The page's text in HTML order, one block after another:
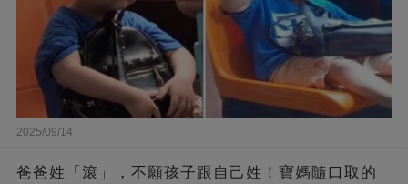
2025/09/14
爸爸姓「滾」，不願孩子跟自己姓！寶媽隨口取的